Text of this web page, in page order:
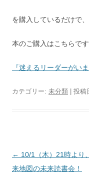
を購入しているだけで
本のご購入はこちらです
『迷えるリーダーがい
カテゴリー: 未分類 | 投稿
投
稿
← 10/1（木）21時より
来地図の未来読書会！